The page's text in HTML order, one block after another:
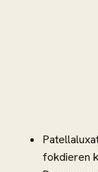
fokdieren